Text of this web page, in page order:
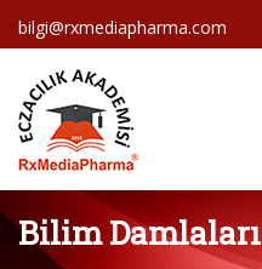
bilgi@rxmediapharma.com
Bilim Damlaları